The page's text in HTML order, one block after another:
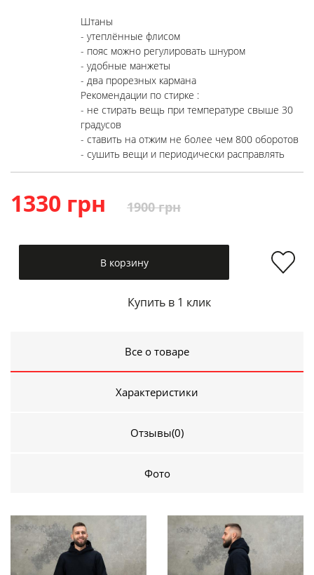
Штаны
- утеплённые флисом
- пояс можно регулировать шнуром
- удобные манжеты
- два прорезных кармана
Рекомендации по стирке :
- не стирать вещь при температуре свыше 30
градусов
- ставить на отжим не более чем 800 оборотов
- сушить вещи и периодически расправлять
1330 грн 1900 грн
В корзину
Купить в 1 клик
Все о товаре
Характеристики
Отзывы(0)
Фото